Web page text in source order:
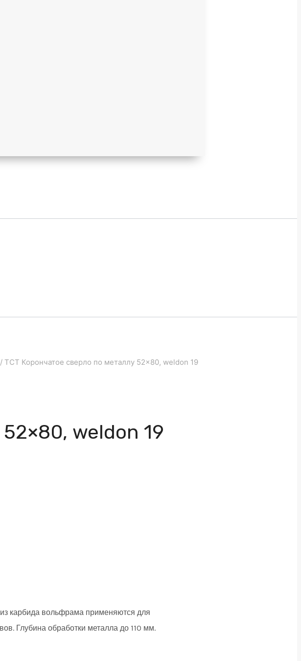
/ ТСТ Корончатое сверло по металлу 52×80, weldon 19
weldon 19
карбида вольфрама применяются для
Глубина обработки металла до 110 мм.